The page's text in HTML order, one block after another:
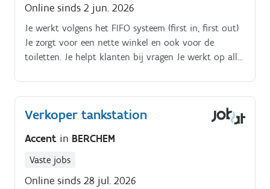
Online sinds 2 jun. 2026
Je werkt volgens het FIFO systeem (first in, first out)
Je zorgt voor een nette winkel en ook voor de
toiletten. Je helpt klanten bij vragen Je werkt op alle
aan de kassa.
Verkoper tankstation
Accent in BERCHEM
Vaste jobs
Online sinds 28 jul. 2026